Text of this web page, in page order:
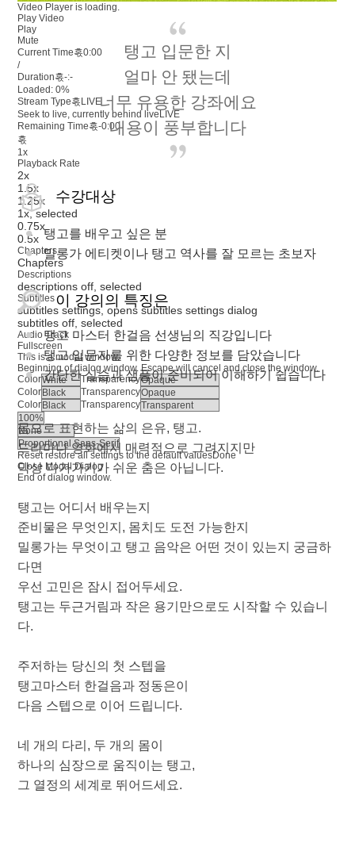
Video Player is loading.
Play Video
Play
Mute
Current Time혻0:00
/
Duration혻-:-
Loaded:0%
Stream Type혻LIVE
Seek to live, currently behind liveLIVE
Remaining Time혻-0:00
혻
1x
Playback Rate
2x
1.5x
1.25x
1x, selected
0.75x
0.5x
Chapters
Chapters
Descriptions
descriptions off , selected
Subtitles
subtitles settings, opens subtitles settings dialog
subtitles off , selected
Audio Track
Fullscreen
This is a modal window.
Beginning of dialog window. Escape will cancel and close the window.
Color
Transparency
Color
Transparency
Color
Transparency
Reset restore all settings to the default valuesDone
Close Modal Dialog
End of dialog window.
탱고 입문한 지
얼마 안 됐는데
너무 유용한 강좌에요
내용이 풍부합니다
수강대상
탱고를 배우고 싶은 분
밀롱가 에티켓이나 탱고 역사를 잘 모르는 초보자
이 강의의 특징은
탱고 마스터 한걸음 선생님의 직강입니다
탱고 입문자를 위한 다양한 정보를 담았습니다
간단한 실습과 샘플이 준비되어 이해하기 쉽습니다
몸으로 표현하는 삶의 은유, 탱고.
드라마나 영화에서 매력적으로 그려지지만
막상 다가가기가 쉬운 춤은 아닙니다.
탱고는 어디서 배우는지
준비물은 무엇인지, 몸치도 도전 가능한지
밀롱가는 무엇이고 탱고 음악은 어떤 것이 있는지 궁금하
다면
우선 고민은 잠시 접어두세요.
탱고는 두근거림과 작은 용기만으로도 시작할 수 있습니
다.
주저하는 당신의 첫 스텝을
탱고마스터 한걸음과 정동은이
다음 스텝으로 이어 드립니다.
네 개의 다리, 두 개의 몸이
하나의 심장으로 움직이는 탱고,
그 열정의 세계로 뛰어드세요.